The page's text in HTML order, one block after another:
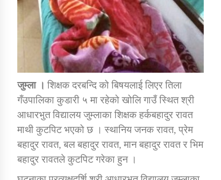
सामाजिक बिकास कार्यालय जुम्लाकाे सुचना
कार्यक्रम कार्यान्वयन एकाई जुम्लाको सुचना
जुम्ला । शिक्षक दरबन्दि को बिषयलाई लिएर तिला
गँउपालिका कुडारी ५ मा रहेको खोलि गाउँ स्थित श्री
आधारभुत विद्यालय जुम्लाका शिक्षक हर्कबहादुर रावत
माथी कुटपिट भएको छ । स्थानिय जनक रावत, प्रेम
बहादुर रावत, बल बहादुर रावत, मान बहादुर रावत र भिम
बहादुर रावतले कुटपिट गरेका हुन ।